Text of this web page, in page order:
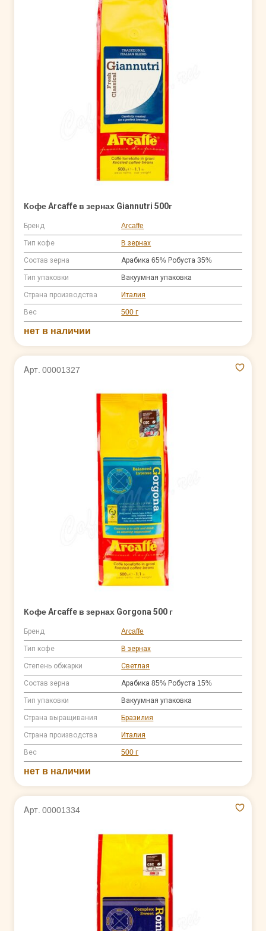
Кофе Arcaffe в зернах Giannutri 500г
Бренд Arcaffe
Тип кофе В зернах
Состав зерна Арабика 65% Робуста 35%
Тип упаковки Вакуумная упаковка
Страна производства Италия
Вес 500 г
нет в наличии
Арт. 00001327
Кофе Arcaffe в зернах Gorgona 500 г
Бренд Arcaffe
Тип кофе В зернах
Степень обжарки Светлая
Состав зерна Арабика 85% Робуста 15%
Тип упаковки Вакуумная упаковка
Страна выращивания Бразилия
Страна производства Италия
Вес 500 г
нет в наличии
Арт. 00001334